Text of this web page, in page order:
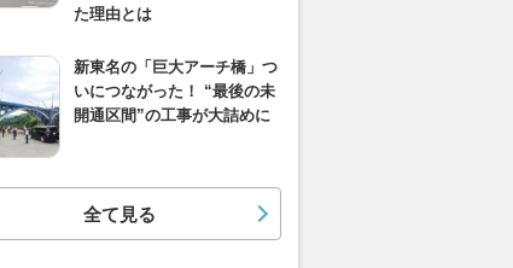
た理由とは
新東名の「巨大アーチ橋」つ
いにつながった！ “最後の未
開通区間”の工事が大詰めに
全て見る